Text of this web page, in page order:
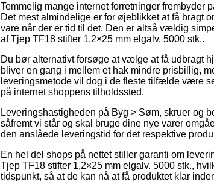
Temmelig mange internet forretninger
Det mest almindelige er for øjeblikket at få bragt
vare når der er tid til det. Den er altså vældig
af Tjep TF18 stifter 1,2×25 mm elgalv. 5000 stk..
Du bør alternativt forsøge at vælge at få udbragt
bliver en gang i mellem et hak mindre prisbillig,
leveringsmetode vil dog i de fleste tilfælde være
på internet shoppens tilholdssted.
Leveringshastigheden på Byg > Søm, skruer
såfremt vi står og skal bruge dine nye varer
den anslåede leveringstid for det respektive
En hel del shops på nettet stiller garanti om
Tjep TF18 stifter 1,2×25 mm elgalv. 5000 stk.,
tidspunkt, så at de kan nå at få produktet klar